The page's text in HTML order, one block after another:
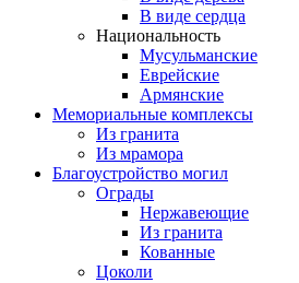
В виде сердца
Национальность
Мусульманские
Еврейские
Армянские
Мемориальные комплексы
Из гранита
Из мрамора
Благоустройство могил
Ограды
Нержавеющие
Из гранита
Кованные
Цоколи